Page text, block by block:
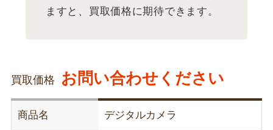
ますと、買取価格に期待できます。
買取価格 お問い合わせください
商品名 デジタルカメラ